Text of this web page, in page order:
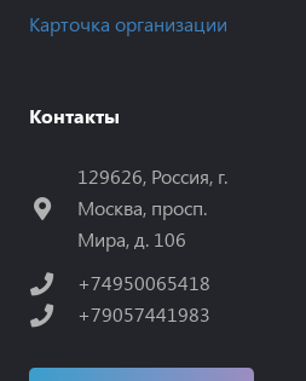
Карточка организации
Контакты
129626, Россия, г.
Москва, просп.
Мира, д. 106
+74950065418
+79057441983